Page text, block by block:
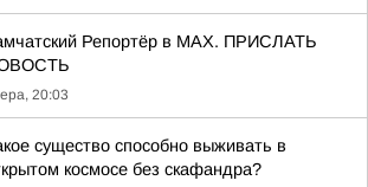
Репортёр в MAX. ПРИСЛАТЬ
20:03
существо способно выживать в
космосе без скафандра?